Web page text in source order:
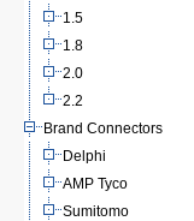
1.5
1.8
2.0
2.2
Brand Connectors
Delphi
AMP Tyco
Sumitomo